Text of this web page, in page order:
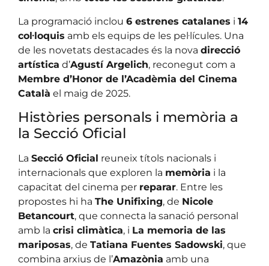
La programació inclou 6 estrenes catalanes i 14
col·loquis amb els equips de les pel·lícules. Una
de les novetats destacades és la nova direcció
artística d’Agustí Argelich, reconegut com a
Membre d’Honor de l’Acadèmia del Cinema
Català el maig de 2025.
Històries personals i memòria a
la Secció Oficial
La Secció Oficial reuneix títols nacionals i
internacionals que exploren la memòria i la
capacitat del cinema per reparar. Entre les
propostes hi ha The Unifixing, de Nicole
Betancourt, que connecta la sanació personal
amb la crisi climàtica, i La memoria de las
mariposas, de Tatiana Fuentes Sadowski, que
combina arxius de l’Amazònia amb una